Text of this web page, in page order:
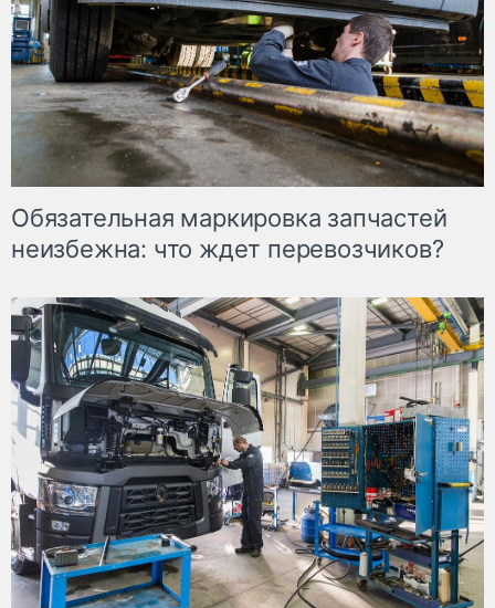
Обязательная маркировка запчастей
неизбежна: что ждет перевозчиков?